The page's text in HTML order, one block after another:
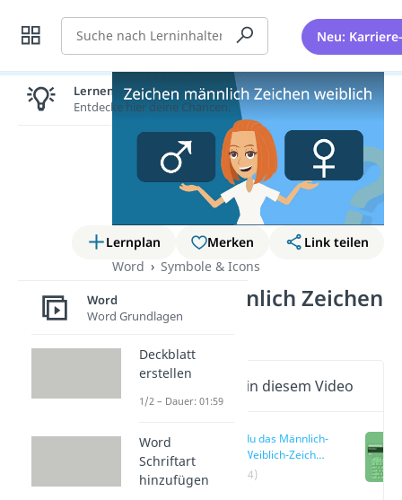
Suche Neu:
Lernplan Merken
Link teilen
Word
Symbole & Icons
Zeichen männlich Zeichen
weiblich
Wichtige Inhalte in diesem Video
Wie du das Männlich-
und Weiblich-Zeichen
erstellst
(00:14)
Lernen lohnt sich!
Entdecke hier deine Chancen.
Word
Word Grundlagen
Deckblatt
erstellen
1/2 – Dauer: 01:59
Word
Schriftart
hinzufügen